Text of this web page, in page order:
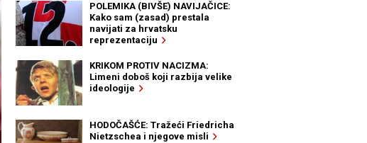
POLEMIKA (BIVŠE) NAVIJAČICE:
Kako sam (zasad) prestala
navijati za hrvatsku
reprezentaciju
KRIKOM PROTIV NACIZMA:
Limeni doboš koji razbija velike
ideologije
HODOČAŠĆE: Tražeći Friedricha
Nietzschea i njegove misli